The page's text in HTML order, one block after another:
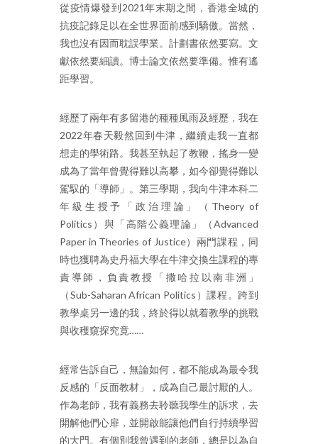
從疫情爆發到2021年末期之間，香港全城的
抗疫記錄足以在全世界面前感到驕傲。當然，
我也沒有因而耽誤學業。計劃書依然要寫。文
獻依然要細讀。博士論文依然要準備。惟有遙
距學習。
經歷了兩年有多留港的種種風雨及經歷，我在
2022年春天毅然回到牛津，繼續走我一直都
想走的學術路。我甚至執起了教鞭，搖身一變
成為了當年曾覺得難以高攀，如今卻覺得難以
駕馭的「導師」。第三學期，我向牛津本科二
年級生授予「政治理論」（Theory of
Politics）與「高階公義理論」（Advanced
Paper in Theories of Justice）兩門課程，同
時也獲聘為史丹福大學在牛津交換生課程的專
責導師，負責教授「撒哈拉以南非洲」
（Sub-Saharan African Politics）課程。跨到
教學桌另一邊的我，終於得以就着教學的挑戰
與收穫窺探究竟……
經常告訴自己，無論如何，都不能成為最令我
反感的「反面教材」，成為自己最討厭的人。
作為老師，我有義務去聆聽我學生的訴求，去
開解他們心扉，並開啟能讓他們自行持續學習
的大門。有個別我曾遇到的老師，總是以為自